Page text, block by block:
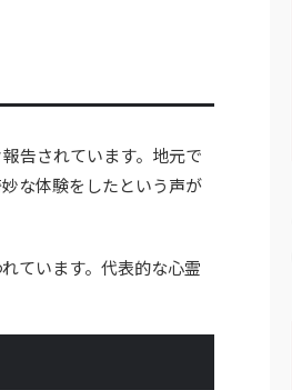
告されています。地元で
な体験をしたという声が
ています。代表的な心霊